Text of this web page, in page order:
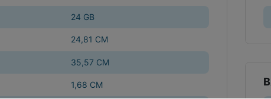
24 GB
24,81 CM
35,57 CM
1,68 CM